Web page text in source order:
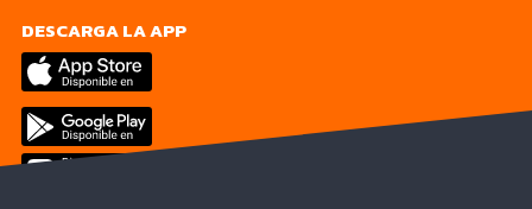
DESCARGA LA APP